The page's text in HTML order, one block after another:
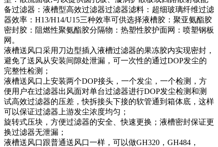
备过滤器：液槽型高效过滤器过滤器滤料：超细玻璃纤维过滤
器效率：H13/H14/U15三种效率可供选择液槽胶：聚亚氨酯胶
密封胶：阻燃性聚氨酯胶分隔物：热塑性胶护面网：喷塑钢板
网。
液槽送风口采用刀边型插入液槽过滤器的果冻胶内实现密封，
避免了送风从安装间隙处泄漏，可一次性的通过DOP发尘的
完整性检测；
液槽送风口上安装两个DOP接头，一个发尘，一个检测，方
便用户在过滤器出风面对单台过滤器进行DOP发尘检测和测
试高效过滤器的压差，快拆接头下接的软管通到箱体底，这样
可以保证过滤器上游发尘浓度均匀；
旋转式压块，方便过滤器的安全、快速更换；液槽密封保证更
换过滤器无泄漏；
液槽送风口跟普通送风口一样，可以做GH320，GH484，